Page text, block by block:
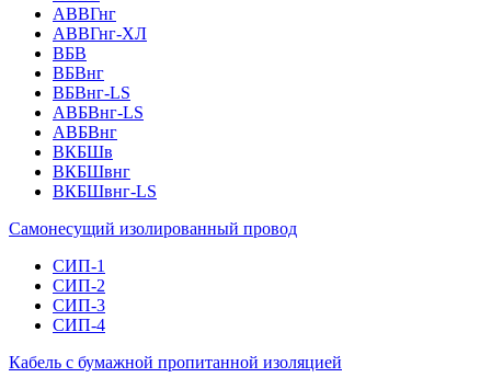
АВВГнг
АВВГнг-ХЛ
ВБВ
ВБВнг
ВБВнг-LS
АВБВнг-LS
АВБВнг
ВКБШв
ВКБШвнг
ВКБШвнг-LS
Самонесущий изолированный провод
СИП-1
СИП-2
СИП-3
СИП-4
Кабель с бумажной пропитанной изоляцией